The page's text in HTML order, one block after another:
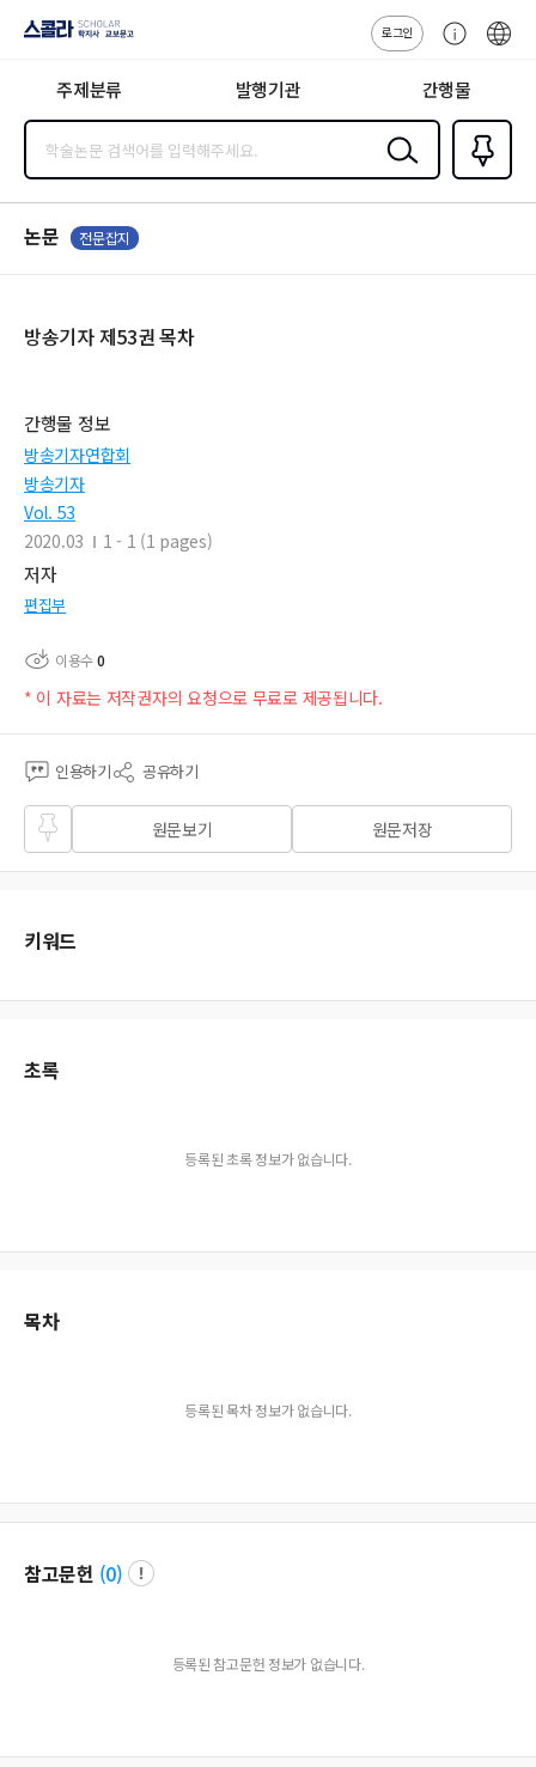
지사·교보문고
로그인
센
주제분류 발행기관 간행물
검색
즐겨찾
기0
논문 전문잡지
방송기자 제53권 목차
간행물 정보
방송기자연합회
방송기자
Vol. 53
2020.03
1 - 1 (1 pages)
저자
편집부
이용수0
* 이 자료는 저작권자의 요청으로 무료로 제공됩니다.
인용하기 공유하기
즐겨
찾기
원문보기 원문저장
키워드
초록
등록된 초록 정보가 없습니다.
목차
등록된 목차 정보가 없습니다.
참고문헌 (0)
등록된 참고문헌 정보가 없습니다.